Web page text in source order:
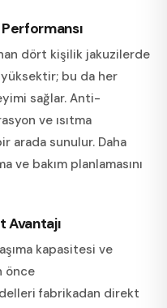
dört kişilik jakuzilerde
yüksektir; bu da her
sağlar. Anti-
ve ısıtma
arada sunulur. Daha
ve bakım planlamasını
Avantajı
kapasitesi ve
önce
fabrikadan direkt